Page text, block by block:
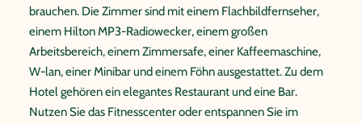
brauchen. Die Zimmer sind mit einem Flachbildfernseher,
einem Hilton MP3-Radiowecker, einem großen
Arbeitsbereich, einem Zimmersafe, einer Kaffeemaschine,
W-lan, einer Minibar und einem Föhn ausgestattet. Zu dem
Hotel gehören ein elegantes Restaurant und eine Bar.
Nutzen Sie das Fitnesscenter oder entspannen Sie im